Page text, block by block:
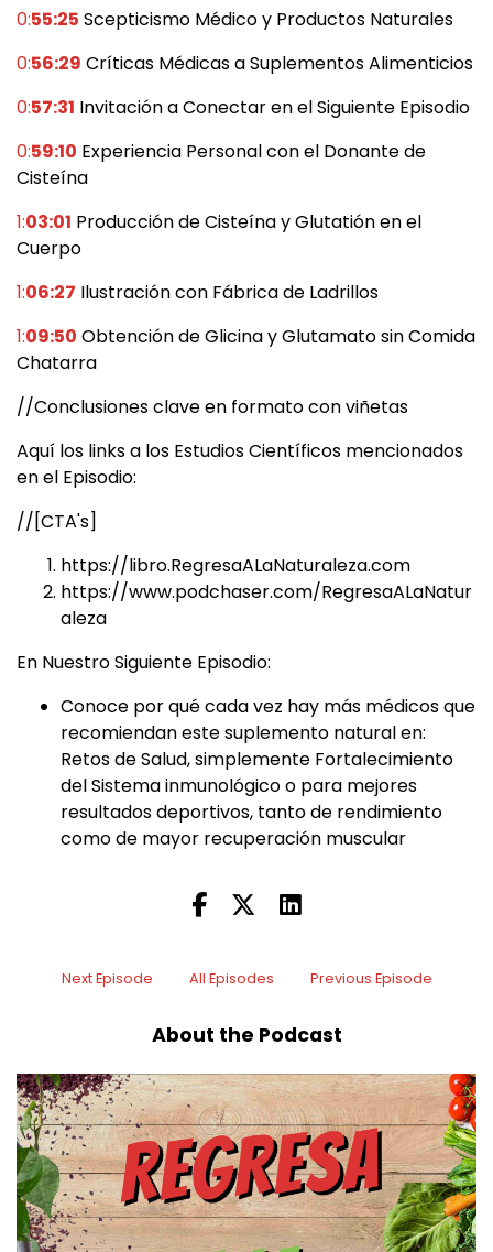
0:55:25 Scepticismo Médico y Productos Naturales
0:56:29 Críticas Médicas a Suplementos Alimenticios
0:57:31 Invitación a Conectar en el Siguiente Episodio
0:59:10 Experiencia Personal con el Donante de
Cisteína
1:03:01 Producción de Cisteína y Glutatión en el
Cuerpo
1:06:27 Ilustración con Fábrica de Ladrillos
1:09:50 Obtención de Glicina y Glutamato sin Comida
Chatarra
//Conclusiones clave en formato con viñetas
Aquí los links a los Estudios Científicos mencionados
en el Episodio:
//[CTA's]
https://libro.RegresaALaNaturaleza.com
https://www.podchaser.com/RegresaALaNatur
aleza
En Nuestro Siguiente Episodio:
Conoce por qué cada vez hay más médicos que
recomiendan este suplemento natural en:
Retos de Salud, simplemente Fortalecimiento
del Sistema inmunológico o para mejores
resultados deportivos, tanto de rendimiento
como de mayor recuperación muscular
Next Episode All Episodes Previous Episode
About the Podcast